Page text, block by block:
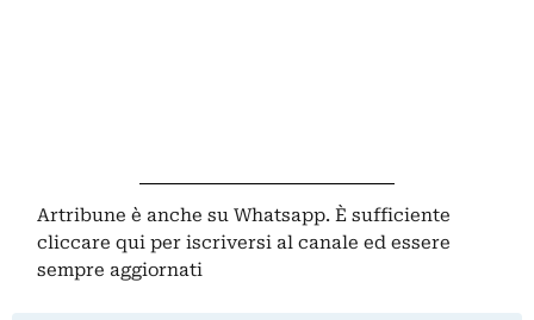
Artribune è anche su Whatsapp. È sufficiente
cliccare qui per iscriversi al canale ed essere
sempre aggiornati